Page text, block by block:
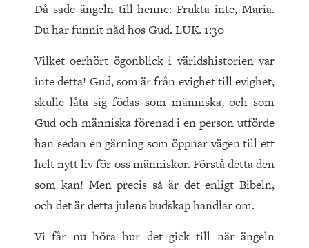
Då sade ängeln till henne: Frukta inte, Maria.
Du har funnit nåd hos Gud. LUK. 1:30
Vilket oerhört ögonblick i världshistorien var
inte detta! Gud, som är från evighet till evighet,
skulle låta sig födas som människa, och som
Gud och människa förenad i en person utförde
han sedan en gärning som öppnar vägen till ett
helt nytt liv för oss människor. Förstå detta den
som kan! Men precis så är det enligt Bibeln,
och det är detta julens budskap handlar om.
Vi får nu höra hur det gick till när ängeln